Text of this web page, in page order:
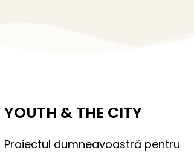
YOUTH & THE CITY
Proiectul dumneavoastră pentru